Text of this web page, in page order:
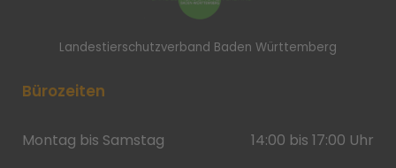
Landestierschutzverband Baden Württemberg
Bürozeiten
Montag bis Samstag
14:00 bis 17:00 Uhr